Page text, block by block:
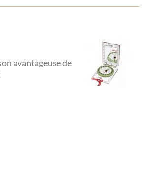
avantageuse de